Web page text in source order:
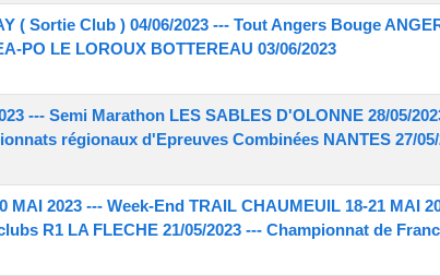
( Sortie Club ) 04/06/2023 --- Tout Angers Bouge
PO LE LOROUX BOTTEREAU 03/06/2023
--- Semi Marathon LES SABLES D'OLONNE 28/05/
régionaux d'Epreuves Combinées NANTES 27/05/
2023 --- Week-End TRAIL CHAUMEUIL 18-21 MAI
R1 LA FLECHE 21/05/2023 --- Championnat de